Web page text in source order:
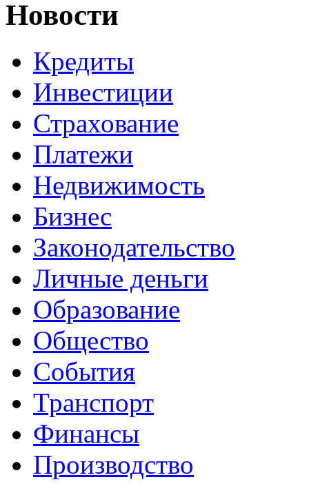
Новости
Кредиты
Инвестиции
Страхование
Платежи
Недвижимость
Бизнес
Законодательство
Личные деньги
Образование
Общество
События
Транспорт
Финансы
Производство